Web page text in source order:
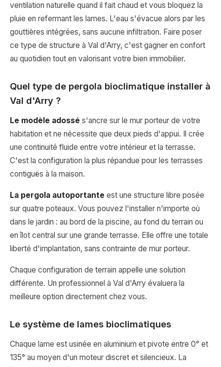
ventilation naturelle quand il fait chaud et vous bloquez la
pluie en refermant les lames. L'eau s'évacue alors par les
gouttières intégrées, sans aucune infiltration. Faire poser
ce type de structure à Val d'Arry, c'est gagner en confort
au quotidien tout en valorisant votre bien immobilier.
Quel type de pergola bioclimatique installer à
Val d'Arry ?
Le modèle adossé s'ancre sur le mur porteur de votre
habitation et ne nécessite que deux pieds d'appui. Il crée
une continuité fluide entre votre intérieur et la terrasse.
C'est la configuration la plus répandue pour les terrasses
contiguës à la maison.
La pergola autoportante est une structure libre posée
sur quatre poteaux. Vous pouvez l'installer n'importe où
dans le jardin : au bord de la piscine, au fond du terrain ou
en îlot central sur une grande terrasse. Elle offre une totale
liberté d'implantation, sans contrainte de mur porteur.
Chaque configuration de terrain appelle une solution
différente. Un professionnel à Val d'Arry évaluera la
meilleure option directement chez vous.
Le système de lames bioclimatiques
Chaque lame est usinée en aluminium et pivote entre 0° et
135° au moyen d'un moteur discret et silencieux. La